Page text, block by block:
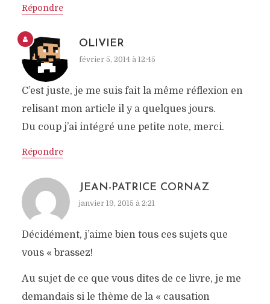
Répondre
OLIVIER
février 5, 2014 à 12:45
C’est juste, je me suis fait la même réflexion en
relisant mon article il y a quelques jours.
Du coup j’ai intégré une petite note, merci.
Répondre
JEAN-PATRICE CORNAZ
janvier 19, 2015 à 2:21
Décidément, j’aime bien tous ces sujets que
vous « brassez!
Au sujet de ce que vous dites de ce livre, je me
demandais si le thème de la « causation